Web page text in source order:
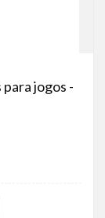
jogos -